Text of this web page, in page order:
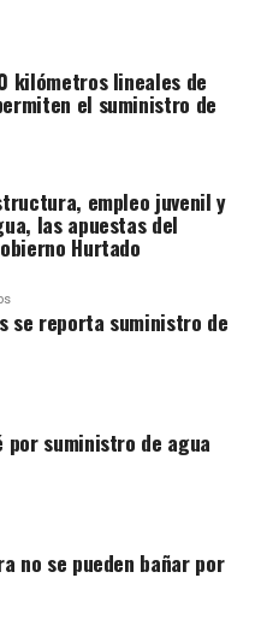
kilómetros lineales de
el suministro de
empleo juvenil y
las apuestas del
Hurtado
se reporta suministro de
por suministro de agua
no se pueden bañar por